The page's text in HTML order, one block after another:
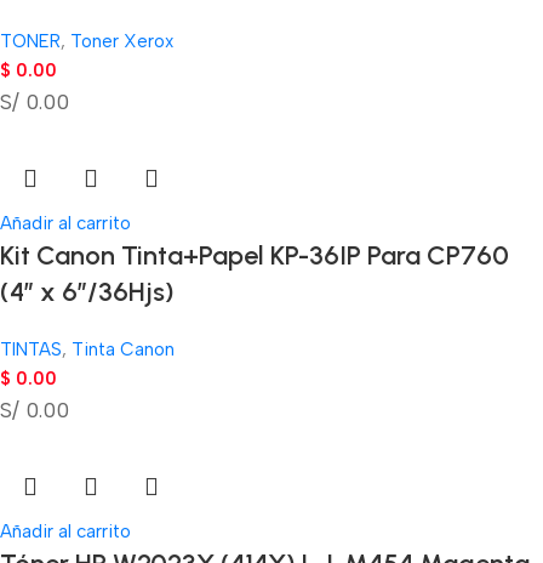
TONER, Toner Xerox
$ 0.00
S/ 0.00
Añadir al carrito
Kit Canon Tinta+Papel KP-36IP Para CP760
(4″ x 6″/36Hjs)
TINTAS, Tinta Canon
$ 0.00
S/ 0.00
Añadir al carrito